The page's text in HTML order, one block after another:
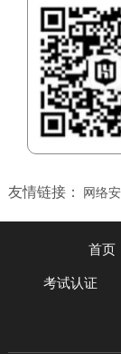
友情链接： 网络
首页
考试认证